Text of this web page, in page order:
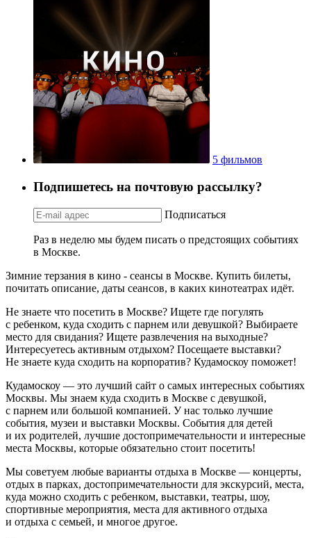
5 фильмов
Подпишетесь на почтовую рассылку?
Подписаться
Раз в неделю мы будем писать о предстоящих событиях
в Москве.
Зимние терзания в кино - сеансы в Москве. Купить билеты,
почитать описание, даты сеансов, в каких кинотеатрах идёт.
Не знаете что посетить в Москве? Ищете где погулять
с ребенком, куда сходить с парнем или девушкой? Выбираете
место для свидания? Ищете развлечения на выходные?
Интересуетесь активным отдыхом? Посещаете выставки?
Не знаете куда сходить на корпоратив? Кудамоскоу поможет!
Кудамоскоу — это лучший сайт о самых интересных событиях
Москвы. Мы знаем куда сходить в Москве с девушкой,
с парнем или большой компанией. У нас только лучшие
события, музеи и выставки Москвы. События для детей
и их родителей, лучшие достопримечательности и интересные
места Москвы, которые обязательно стоит посетить!
Мы советуем любые варианты отдыха в Москве — концерты,
отдых в парках, достопримечательности для экскурсий, места,
куда можно сходить с ребенком, выставки, театры, шоу,
спортивные мероприятия, места для активного отдыха
и отдыха с семьей, и многое другое.